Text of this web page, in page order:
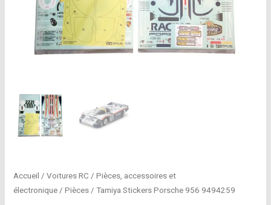
Accueil /Voitures RC /Pièces, accessoires et
électronique /Pièces / Tamiya Stickers Porsche 956 9494259